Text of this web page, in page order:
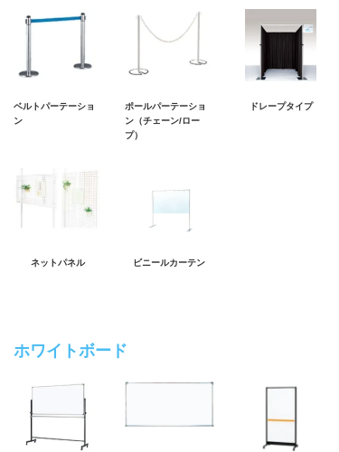
ベルトパーテーショ
ン
ポールパーテーショ
ン（チェーン/ロー
プ）
ドレープタイプ
ネットパネル ビニールカーテン
ホワイトボード